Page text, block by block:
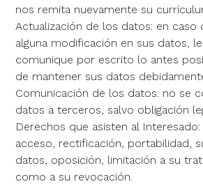
nos remita nuevamente su
Actualización de los datos: en caso
alguna modificación en sus datos,
comunique por escrito lo antes
de mantener sus datos
Comunicación de los datos: no se
datos a terceros, salvo obligación
Derechos que asisten al
acceso, rectificación, portabilidad,
datos, oposición, limitación a su
como a su revocación.